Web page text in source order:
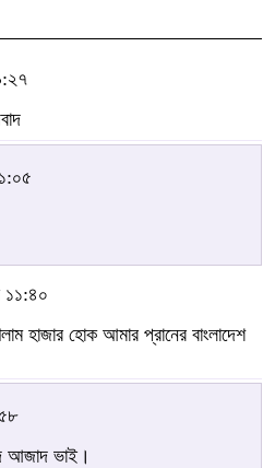
১১:৪০
হাজার হোক আমার প্রানের বাংলাদেশ
আজাদ ভাই।